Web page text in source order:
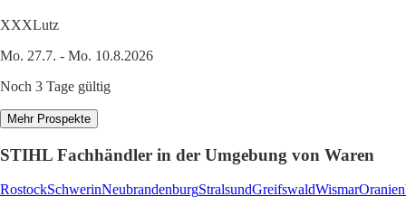
XXXLutz
Mo. 27.7. - Mo. 10.8.2026
Noch 3 Tage gültig
Mehr Prospekte
STIHL Fachhändler in der Umgebung von Waren
RostockSchwerinNeubrandenburgStralsundGreifswaldWismar